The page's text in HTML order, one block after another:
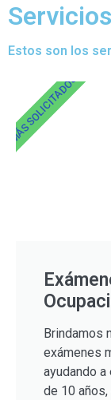
Estos son los
Brindamos
exámenes
ayudando
de 10
MÁS SOLICITADOS